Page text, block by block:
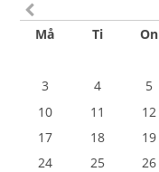
Må Ti On
3
4 5
10
11 12
17
18 19
24
25 26